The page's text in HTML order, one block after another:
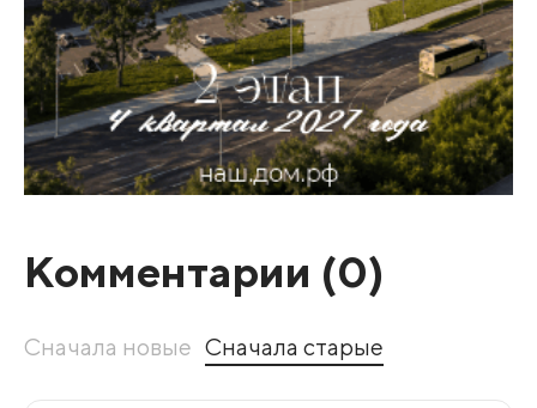
Комментарии (0)
Сначала новые Сначала старые